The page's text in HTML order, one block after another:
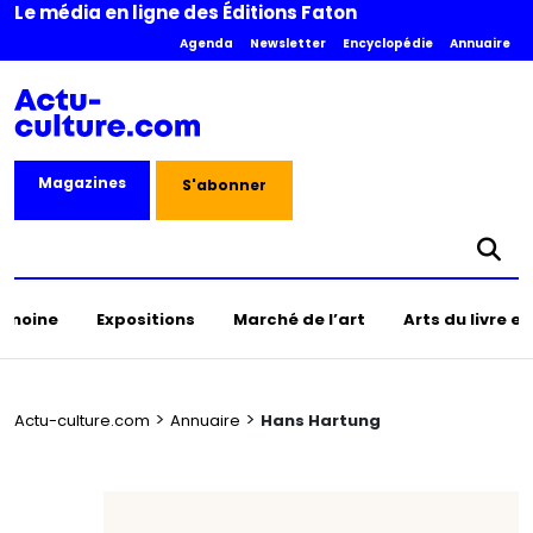
Le média en ligne des Éditions Faton
Agenda Newsletter Encyclopédie Annuaire
Magazines S'abonner
Expositions Marché de l’art Arts du livre
Actu-culture.com > Annuaire > Hans Hartung